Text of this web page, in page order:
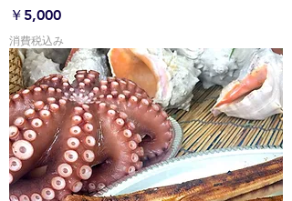
価格
￥5,000
消費税込み